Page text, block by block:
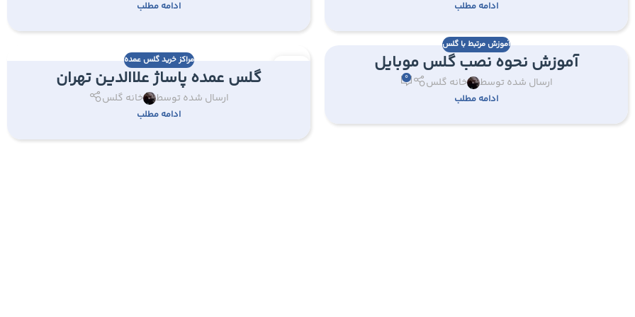
ادامه مطلب ادامه مطلب
آموزش مرتبط با گلس
آموزش نحوه نصب گلس موبایل
ارسال شده توسط خانه گلس 0
ادامه مطلب
مراکز خرید گلس عمده
گلس عمده پاساژ علاالدین تهران
ارسال شده توسط خانه گلس
ادامه مطلب